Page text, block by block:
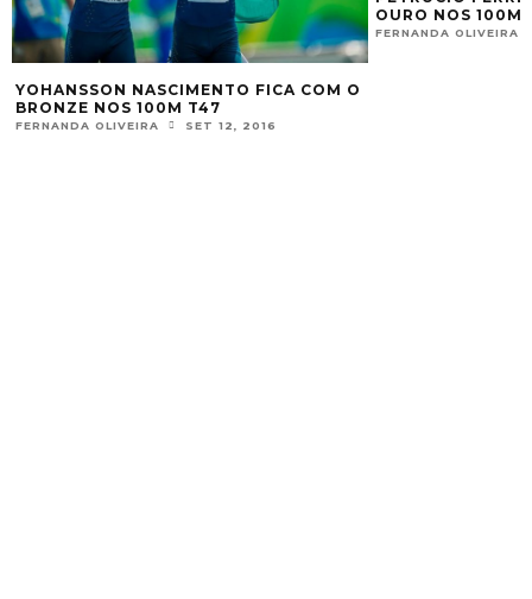
NASCIMENTO FICA COM O
NOS 100M T47
OLIVEIRA SET 12, 2016
OURO NOS 100M
FERNANDA OLIVEIRA